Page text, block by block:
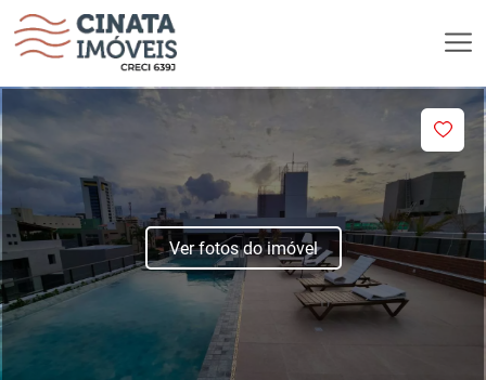
Ver fotos do imóvel